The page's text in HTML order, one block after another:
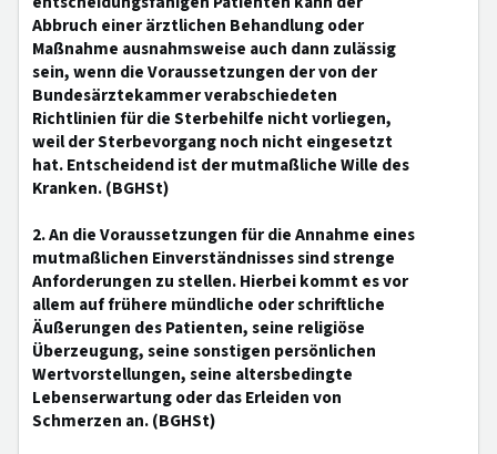
Abbruch einer ärztlichen Behandlung oder
Maßnahme ausnahmsweise auch dann zulässig
sein, wenn die Voraussetzungen der von der
Bundesärztekammer verabschiedeten
Richtlinien für die Sterbehilfe nicht vorliegen,
weil der Sterbevorgang noch nicht eingesetzt
hat. Entscheidend ist der mutmaßliche Wille des
Kranken. (BGHSt)
2. An die Voraussetzungen für die Annahme eines
mutmaßlichen Einverständnisses sind strenge
Anforderungen zu stellen. Hierbei kommt es vor
allem auf frühere mündliche oder schriftliche
Äußerungen des Patienten, seine religiöse
Überzeugung, seine sonstigen persönlichen
Wertvorstellungen, seine altersbedingte
Lebenserwartung oder das Erleiden von
Schmerzen an. (BGHSt)